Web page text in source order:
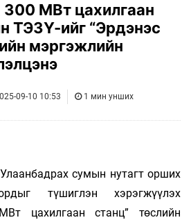
300 МВт цахилгаан
ТЭЗҮ-ийг “Эрдэнэс
мэргэжлийн
09-10 10:53 1 мин унших
сумын нутагт орших
түшиглэн хэрэгжүүлэх
цахилгаан станц” төслийн